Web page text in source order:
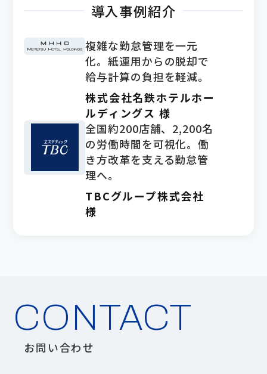
導入事例紹介
複雑な勤怠管理を一元
化。紙運用からの脱却で
給与計算の負担を軽減。
株式会社名鉄ホテルホー
ルディングス 様
全国約200店舗、2,200名
の労働時間を可視化。働
き方改革を支える勤怠管
理へ。
TBCグループ株式会社
様
お問い合わせ
CONTACT